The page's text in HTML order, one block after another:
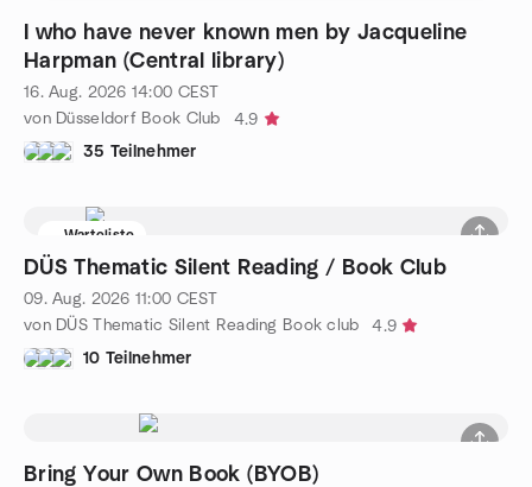
I who have never known men by Jacqueline
Harpman (Central library)
16. Aug. 2026 14:00 CEST
von Düsseldorf Book Club
4.9
35 Teilnehmer
Warteliste
DÜS Thematic Silent Reading / Book Club
09. Aug. 2026 11:00 CEST
von DÜS Thematic Silent Reading Book club
4.9
10 Teilnehmer
Bring Your Own Book (BYOB)